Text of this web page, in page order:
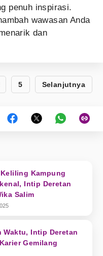
penuh inspirasi.
wawasan Anda
dan
5 Selanjutnya
Kampung
Intip Deretan
Salim
Waktu, Intip Deretan
Gemilang